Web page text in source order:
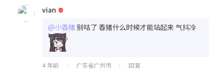
vian
@小香猪别咕了 香猪什么时候才能站起来 气抖冷
4 年前 • 广东省广州市 • 回复